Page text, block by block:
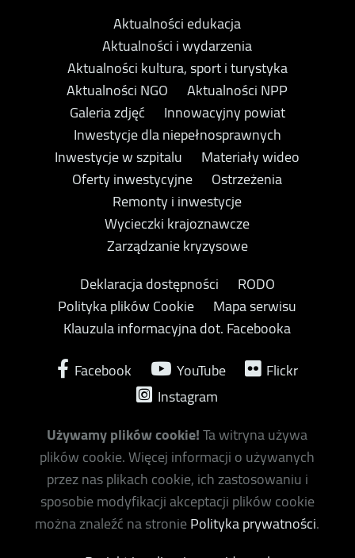
Aktualności edukacja
Aktualności i wydarzenia
Aktualności kultura, sport i turystyka
Aktualności NGO
Aktualności NPP
Galeria zdjęć
Innowacyjny powiat
Inwestycje dla niepełnosprawnych
Inwestycje w szpitalu
Materiały wideo
Oferty inwestycyjne
Ostrzeżenia
Remonty i inwestycje
Wycieczki krajoznawcze
Zarządzanie kryzysowe
Deklaracja dostępności
RODO
Polityka plików Cookie
Mapa serwisu
Klauzula informacyjna dot. Facebooka
Facebook
YouTube
Flickr
Instagram
Używamy plików cookie!Ta witryna używa
plików cookie. Więcej informacji o używanych
przez nas plikach cookie, ich zastosowaniu i
sposobie modyfikacji akceptacji plików cookie
można znaleźć na stroniePolityka prywatności.